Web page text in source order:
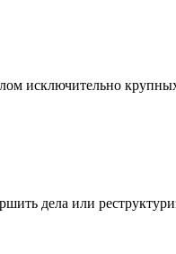
исключительно
дела или